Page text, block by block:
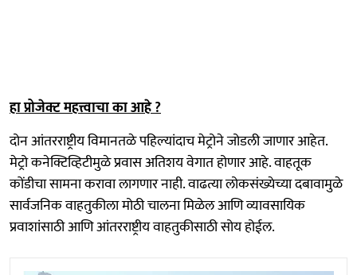
हा प्रोजेक्ट महत्त्वाचा का आहे ?
दोन आंतरराष्ट्रीय विमानतळे पहिल्यांदाच मेट्रोने जोडली जाणार आहेत.
मेट्रो कनेक्टिव्हिटीमुळे प्रवास अतिशय वेगात होणार आहे. वाहतूक
कोंडीचा सामना करावा लागणार नाही. वाढत्या लोकसंख्येच्या दबावामुळे
सार्वजनिक वाहतुकीला मोठी चालना मिळेल आणि व्यावसायिक
प्रवाशांसाठी आणि आंतरराष्ट्रीय वाहतुकीसाठी सोय होईल.